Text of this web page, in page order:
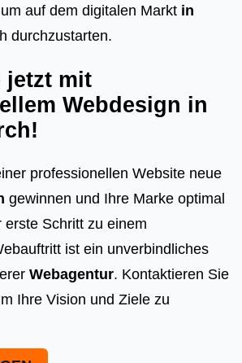
auf dem digitalen Markt in
durchzustarten.
jetzt mit
Webdesign in
professionellen Website neue
gewinnen und Ihre Marke optimal
erste Schritt zu einem
ist ein unverbindliches
Webagentur. Kontaktieren Sie
Ihre Vision und Ziele zu